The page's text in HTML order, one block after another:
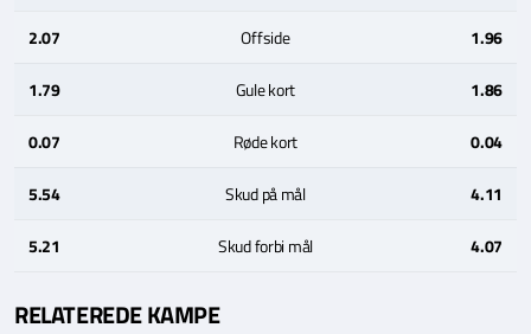
2.07 Offside 1.96
1.79 Gule kort 1.86
0.07 Røde kort 0.04
5.54 Skud på mål 4.11
5.21 Skud forbi mål 4.07
RELATEREDE KAMPE